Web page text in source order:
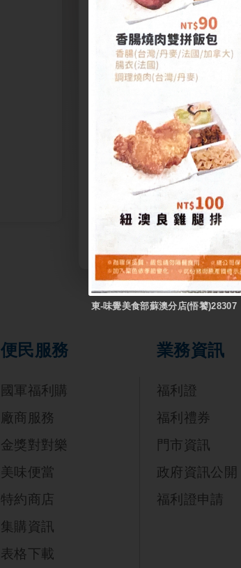
東-味覺美食部蘇澳
便民服務
國軍福利購
廠商服務
金獎對對樂
美味便當
特約商店
集購資訊
表格下載
業務資訊
福利證
福利禮券
門市資訊
政府資訊公開
福利證申請
東-味覺美食部蘇澳分店(悟饕)28307